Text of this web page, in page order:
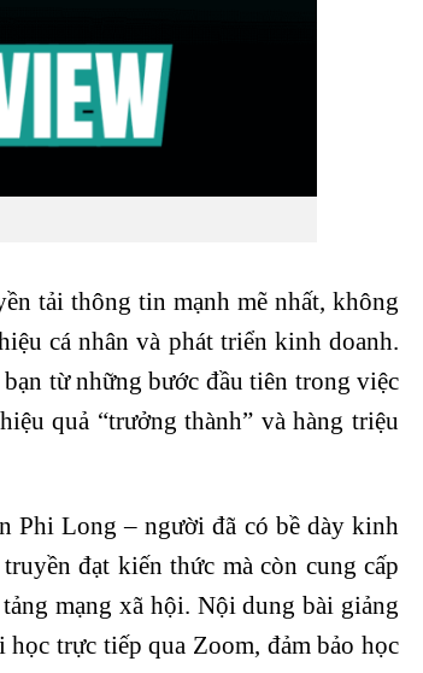
tải thông tin mạnh mẽ nhất, không
cá nhân và phát triển kinh doanh.
từ những bước đầu tiên trong việc
quả “trưởng thành” và hàng triệu
Phi Long – người đã có bề dày kinh
đạt kiến thức mà còn cung cấp
mạng xã hội. Nội dung bài giảng
trực tiếp qua Zoom, đảm bảo học